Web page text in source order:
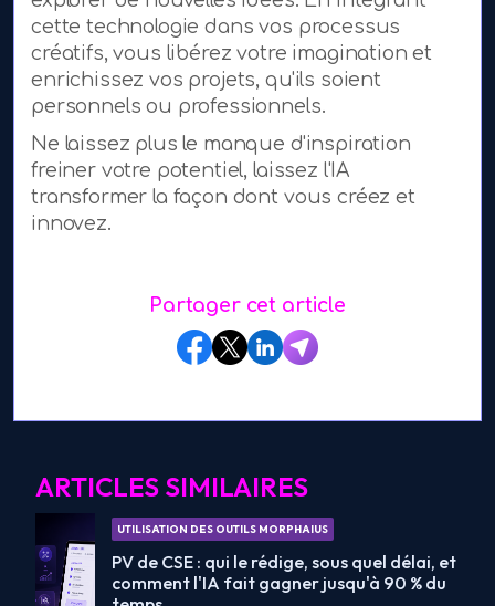
cette technologie dans vos processus
créatifs, vous libérez votre imagination et
enrichissez vos projets, qu'ils soient
personnels ou professionnels.
Ne laissez plus le manque d'inspiration
freiner votre potentiel, laissez l'IA
transformer la façon dont vous créez et
innovez.
Partager cet article
ARTICLES SIMILAIRES
UTILISATION DES OUTILS MORPHAIUS
PV de CSE : qui le rédige, sous quel délai, et
comment l'IA fait gagner jusqu'à 90 % du